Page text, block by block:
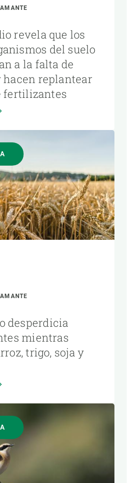
revela que los
del suelo
a la falta de
hacen replantear
fertilizantes
desperdicia
mientras
trigo, soja y